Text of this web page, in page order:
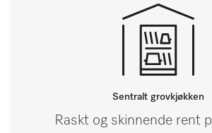
Sentralt grovkjøkken
Raskt og skinnende rent